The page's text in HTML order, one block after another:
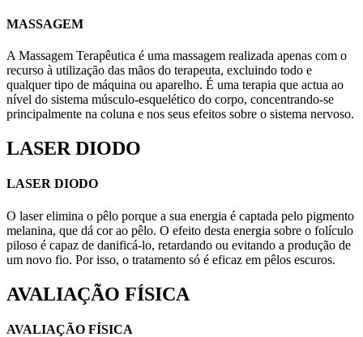
MASSAGEM
A Massagem Terapêutica é uma massagem realizada apenas com o
recurso à utilização das mãos do terapeuta, excluindo todo e
qualquer tipo de máquina ou aparelho. É uma terapia que actua ao
nível do sistema músculo-esquelético do corpo, concentrando-se
principalmente na coluna e nos seus efeitos sobre o sistema nervoso.
LASER DIODO
LASER DIODO
O laser elimina o pêlo porque a sua energia é captada pelo pigmento
melanina, que dá cor ao pêlo. O efeito desta energia sobre o folículo
piloso é capaz de danificá-lo, retardando ou evitando a produção de
um novo fio. Por isso, o tratamento só é eficaz em pêlos escuros.
AVALIAÇÃO FÍSICA
AVALIAÇÃO FÍSICA